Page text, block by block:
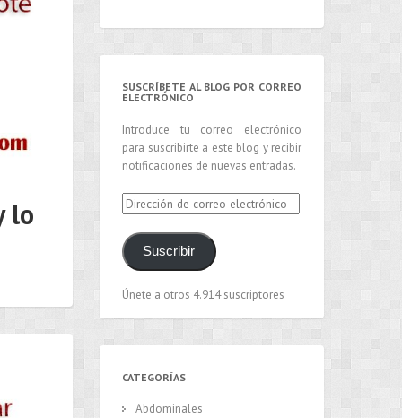
lo
SUSCRÍBETE AL BLOG POR CORREO
ELECTRÓNICO
Introduce tu correo electrónico
para suscribirte a este blog y recibir
notificaciones de nuevas entradas.
Dirección
de
correo
electrónico
Suscribir
Únete a otros 4.914 suscriptores
CATEGORÍAS
Abdominales